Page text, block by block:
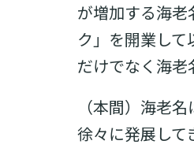
が増加する海
ク」を開業し
だけでなく海老
（本間）海老
徐々に発展して